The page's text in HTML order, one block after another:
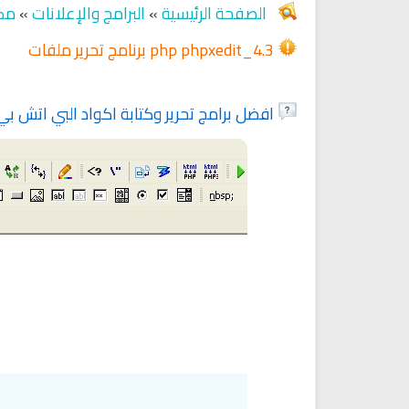
الصفحة الرئيسية»البرامج والإعلانات»
برنامج تحرير ملفات php phpxedit_4.3
افضل برامج تحرير وكتابة اكواد البي اتشRuqya regained her sight
Ruqyah Shariah
Discover Islam and Muslims
religion!